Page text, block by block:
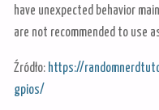
have unexpected behavior
are not recommended to use
Źródło: https://
gpios/